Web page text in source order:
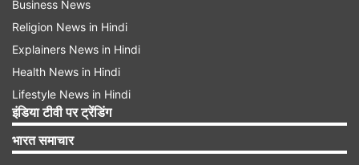
Business News
Religion News in Hindi
Explainers News in Hindi
Health News in Hindi
Lifestyle News in Hindi
इंडिया टीवी पर ट्रेंडिंग
भारत समाचार